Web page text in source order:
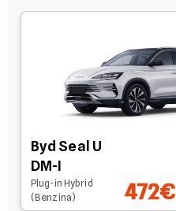
Byd Seal U
DM-I
Plug-in Hybrid
(Benzina)
472€